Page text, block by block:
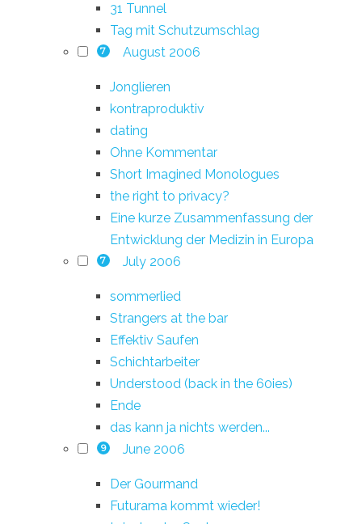
31 Tunnel
Tag mit Schutzumschlag
7 August 2006
Jonglieren
kontraproduktiv
dating
Ohne Kommentar
Short Imagined Monologues
the right to privacy?
Eine kurze Zusammenfassung der
Entwicklung der Medizin in Europa
7 July 2006
sommerlied
Strangers at the bar
Effektiv Saufen
Schichtarbeiter
Understood (back in the 60ies)
Ende
das kann ja nichts werden...
9 June 2006
Der Gourmand
Futurama kommt wieder!